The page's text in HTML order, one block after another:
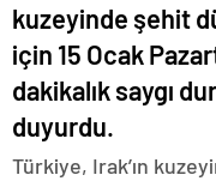
kuzeyinde şehit
için 15 Ocak
dakikalık saygı
duyurdu.
Türkiye, Irak’ın